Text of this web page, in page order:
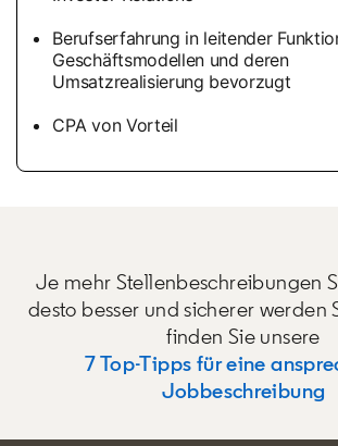
Berufserfahrung in leitender
Geschäftsmodellen und deren
Umsatzrealisierung bevorzugt
CPA von Vorteil
Je mehr Stellenbeschreibungen
desto besser und sicherer werden
finden Sie unsere
7 Top-Tipps für eine
Jobbeschreibung